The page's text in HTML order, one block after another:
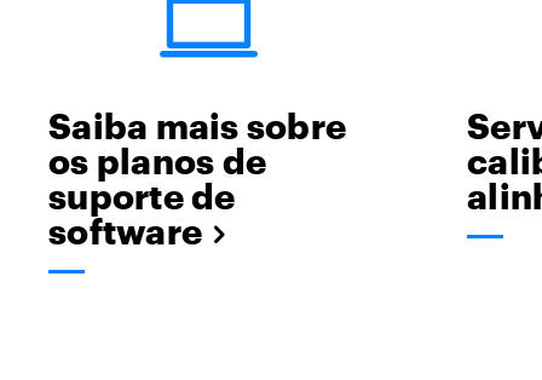
Saiba mais sobre
os planos de
suporte de
software